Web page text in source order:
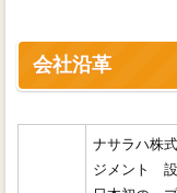
会社沿革
ナサラハ株
ジメント